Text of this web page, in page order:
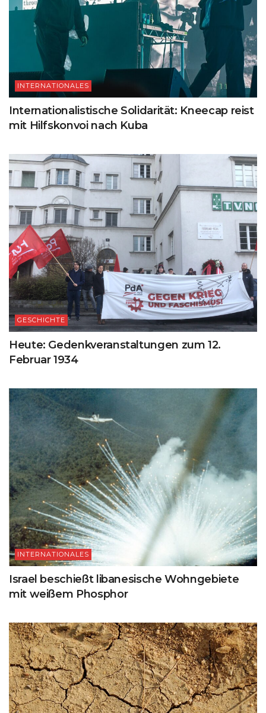
INTERNATIONALES
Internationalistische Solidarität: Kneecap reist
mit Hilfskonvoi nach Kuba
GESCHICHTE
Heute: Gedenkveranstaltungen zum 12.
Februar 1934
INTERNATIONALES
Israel beschießt libanesische Wohngebiete
mit weißem Phosphor